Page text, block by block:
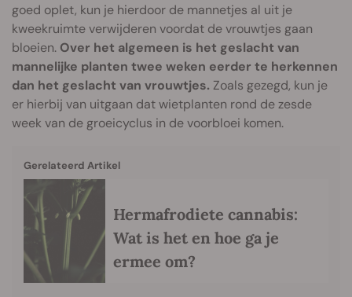
goed oplet, kun je hierdoor de mannetjes al uit je
kweekruimte verwijderen voordat de vrouwtjes gaan
bloeien. Over het algemeen is het geslacht van
mannelijke planten twee weken eerder te herkennen
dan het geslacht van vrouwtjes. Zoals gezegd, kun je
er hierbij van uitgaan dat wietplanten rond de zesde
week van de groeicyclus in de voorbloei komen.
Gerelateerd Artikel
Hermafrodiete cannabis:
Wat is het en hoe ga je
ermee om?